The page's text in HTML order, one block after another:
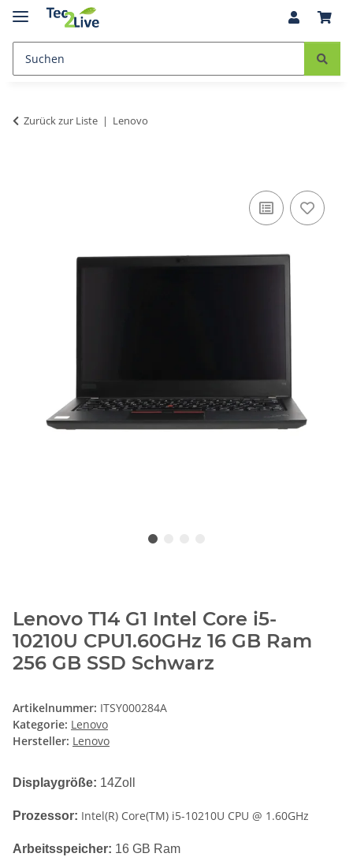
Zurück zur Liste Lenovo
Lenovo T14 G1 Intel Core i5-
10210U CPU1.60GHz 16 GB Ram
256 GB SSD Schwarz
Artikelnummer: ITSY000284A
Kategorie: Lenovo
Hersteller: Lenovo
Displaygröße: 14Zoll
Prozessor: Intel(R) Core(TM) i5-10210U CPU @ 1.60GHz
Arbeitsspeicher: 16 GB Ram